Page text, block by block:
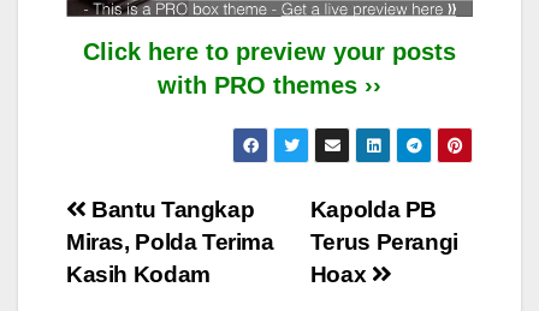
Click here to preview your posts
with PRO themes ››
Post
navigation
Kapolda PB
Terus Perangi
Hoax
Bantu Tangkap
Miras, Polda Terima
Kasih Kodam